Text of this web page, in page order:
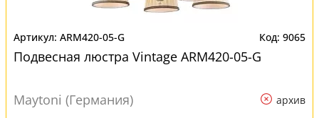
ARM420-05-G 9065
Подвесная люстра Vintage ARM420-05-G
Maytoni (Германия) архив